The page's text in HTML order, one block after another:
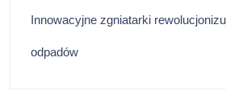
Innowacyjne zgniatarki
odpadów